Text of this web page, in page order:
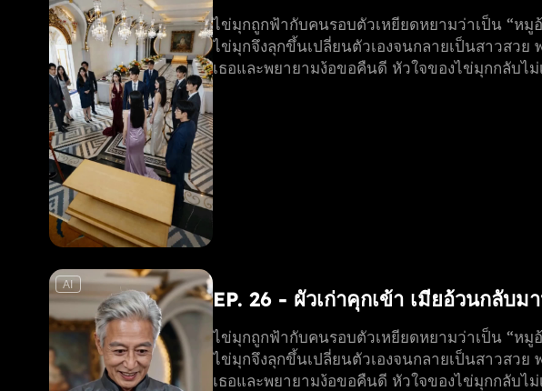
ไข่มุกถูกฟ้ากับคนรอบตัวเหยียดหยามว่าเป็น “หมู
ไข่มุกจึงลุกขึ้นเปลี่ยนตัวเองจนกลายเป็นสาวสวย
เธอและพยายามง้อขอคืนดี หัวใจของไข่มุกกลับไม่
AI
EP. 26 - ผัวเก่าคุกเข้า เมียอ้วนกลับม
ไข่มุกถูกฟ้ากับคนรอบตัวเหยียดหยามว่าเป็น “หมู
ไข่มุกจึงลุกขึ้นเปลี่ยนตัวเองจนกลายเป็นสาวสวย
เธอและพยายามง้อขอคืนดี หัวใจของไข่มุกกลับไม่